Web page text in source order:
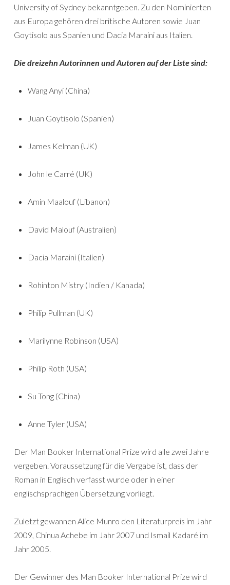
University of Sydney bekanntgeben. Zu den Nominierten
aus Europa gehören drei britische Autoren sowie Juan
Goytisolo aus Spanien und Dacia Maraini aus Italien.
Die dreizehn Autorinnen und Autoren auf der Liste sind:
Wang Anyi (China)
Juan Goytisolo (Spanien)
James Kelman (UK)
John le Carré (UK)
Amin Maalouf (Libanon)
David Malouf (Australien)
Dacia Maraini (Italien)
Rohinton Mistry (Indien / Kanada)
Philip Pullman (UK)
Marilynne Robinson (USA)
Philip Roth (USA)
Su Tong (China)
Anne Tyler (USA)
Der Man Booker International Prize wird alle zwei Jahre
vergeben. Voraussetzung für die Vergabe ist, dass der
Roman in Englisch verfasst wurde oder in einer
englischsprachigen Übersetzung vorliegt.
Zuletzt gewannen Alice Munro den Literaturpreis im Jahr
2009, Chinua Achebe im Jahr 2007 und Ismail Kadaré im
Jahr 2005.
Der Gewinner des Man Booker International Prize wird